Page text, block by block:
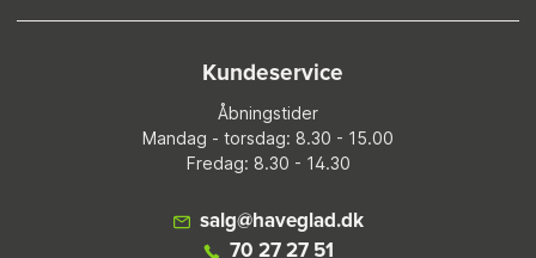
Kundeservice
Åbningstider
Mandag - torsdag: 8.30 - 15.00
Fredag: 8.30 - 14.30
salg@haveglad.dk
70 27 27 51